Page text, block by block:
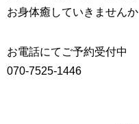
お身体癒していきませんか
お電話にてご予約受付中
070-7525-1446